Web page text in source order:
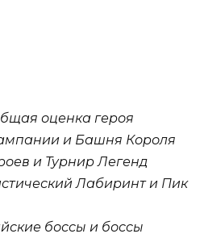
оценка героя
и Башня Короля
и Турнир Легенд
Лабиринт и Пик
боссы и боссы